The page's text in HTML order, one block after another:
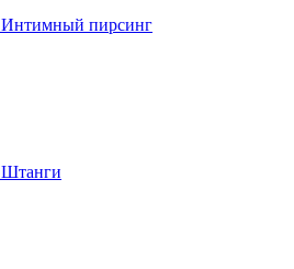
Интимный пирсинг
Штанги